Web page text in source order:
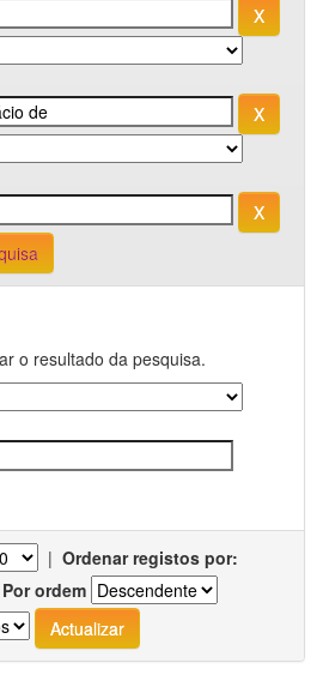
o resultado da pesquisa.
| Ordenar registos por:
Por ordem